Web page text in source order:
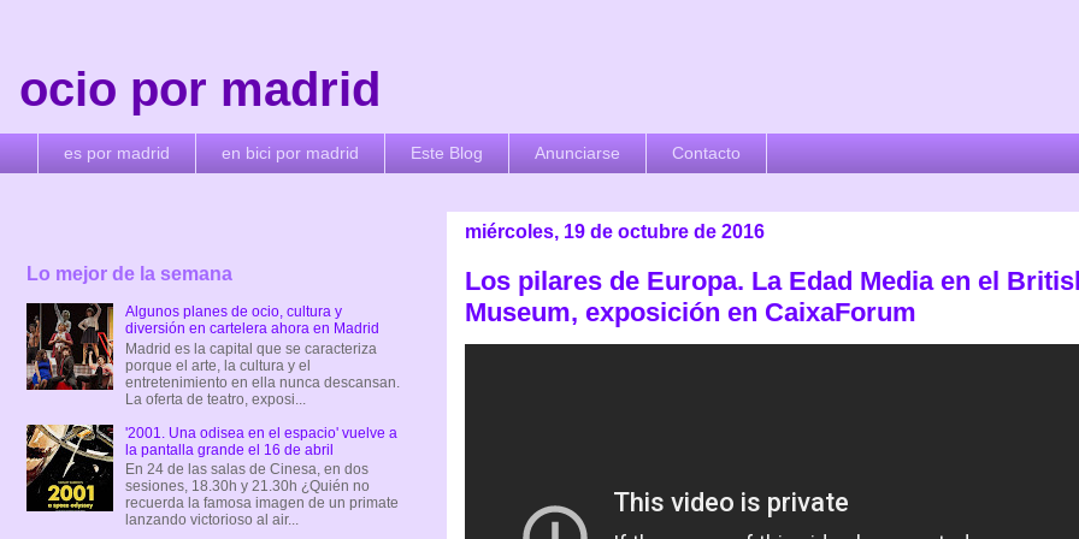
ocio por madrid
es por madrid en bici por madrid Este Blog Anunciarse Contacto
miércoles, 19 de octubre de 2016
Los pilares de Europa. La Edad Media en el
Museum, exposición en CaixaForum
Lo mejor de la semana
Algunos planes de ocio, cultura y
diversión en cartelera ahora en Madrid
Madrid es la capital que se caracteriza
porque el arte, la cultura y el
entretenimiento en ella nunca descansan.
La oferta de teatro, exposi...
'2001. Una odisea en el espacio' vuelve a
la pantalla grande el 16 de abril
En 24 de las salas de Cinesa, en dos
sesiones, 18.30h y 21.30h ¿Quién no
recuerda la famosa imagen de un primate
lanzando victorioso al air...